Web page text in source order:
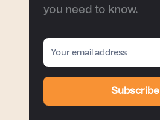
you need to know.
Subscribe